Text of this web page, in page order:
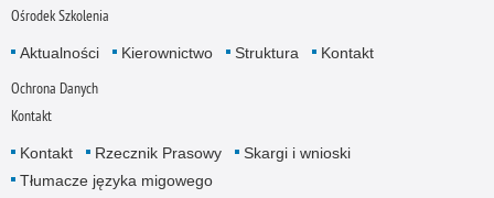
Ośrodek Szkolenia
Aktualności Kierownictwo Struktura Kontakt
Ochrona Danych
Kontakt
Kontakt Rzecznik Prasowy
Skargi i wnioski
Tłumacze języka migowego